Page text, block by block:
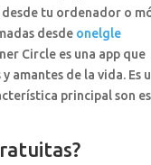
tu ordenador o
desde onelgle
Circle es una app que
amantes de la vida. Es
principal son